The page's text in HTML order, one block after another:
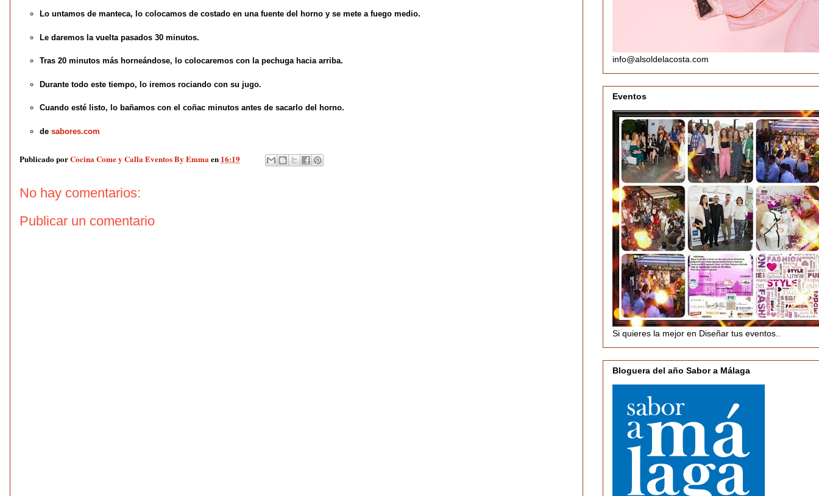
Lo untamos de manteca, lo colocamos de costado en una fuente del horno y se mete a fuego medio.
Le daremos la vuelta pasados 30 minutos.
Tras 20 minutos más horneándose, lo colocaremos con la pechuga hacia arriba.
Durante todo este tiempo, lo iremos rociando con su jugo.
Cuando esté listo, lo bañamos con el coñac minutos antes de sacarlo del horno.
de sabores.com
Publicado porCocina Come y Calla Eventos By Emma en 16:19
No hay comentarios:
Publicar un comentario
info@alsoldelacosta.com
Eventos
Si quieres la mejor en Diseñar tus eventos..
Bloguera del año Sabor a Málaga